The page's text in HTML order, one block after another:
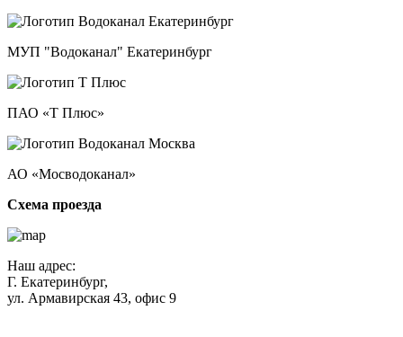
МУП "Водоканал" Екатеринбург
ПАО «Т Плюс»
АО «Мосводоканал»
Схема проезда
Наш адрес:
Г. Екатеринбург,
ул. Армавирская 43, офис 9